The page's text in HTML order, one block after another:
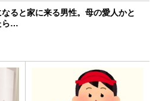
ると家に来る男性。母の愛人かと
ら…